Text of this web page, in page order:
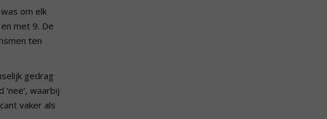
om elk
met 9. De
ten
gedrag
waarbij
vaker als